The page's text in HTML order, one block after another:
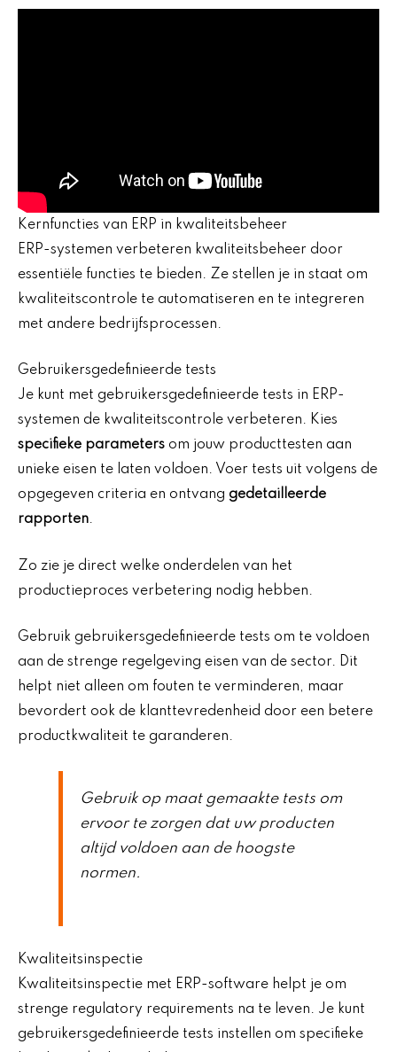
Kernfuncties van ERP in kwaliteitsbeheer
ERP-systemen verbeteren kwaliteitsbeheer door
essentiële functies te bieden. Ze stellen je in staat om
kwaliteitscontrole te automatiseren en te integreren
met andere bedrijfsprocessen.
Gebruikersgedefinieerde tests
Je kunt met gebruikersgedefinieerde tests in ERP-
systemen de kwaliteitscontrole verbeteren. Kies
specifieke parameters om jouw producttesten aan
unieke eisen te laten voldoen. Voer tests uit volgens de
opgegeven criteria en ontvang gedetailleerde
rapporten.
Zo zie je direct welke onderdelen van het
productieproces verbetering nodig hebben.
Gebruik gebruikersgedefinieerde tests om te voldoen
aan de strenge regelgeving eisen van de sector. Dit
helpt niet alleen om fouten te verminderen, maar
bevordert ook de klanttevredenheid door een betere
productkwaliteit te garanderen.
Gebruik op maat gemaakte tests om
ervoor te zorgen dat uw producten
altijd voldoen aan de hoogste
normen.
Kwaliteitsinspectie
Kwaliteitsinspectie met ERP-software helpt je om
strenge regulatory requirements na te leven. Je kunt
gebruikersgedefinieerde tests instellen om specifieke